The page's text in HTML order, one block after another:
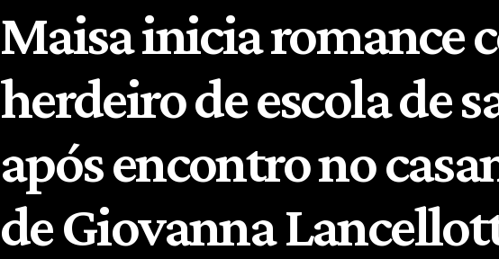
Maisa inicia romance
herdeiro de escola de
após encontro no
de Giovanna